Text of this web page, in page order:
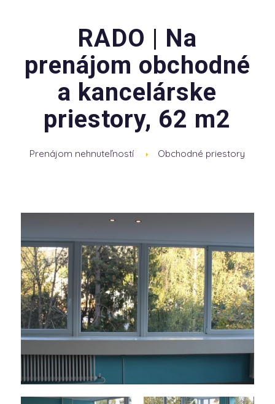
RADO | Na
prenájom obchodné
a kancelárske
priestory, 62 m2
Prenájom nehnuteľností Obchodné priestory